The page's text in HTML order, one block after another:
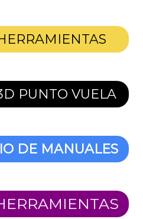
PUNTO VUELA
DE MANUALES